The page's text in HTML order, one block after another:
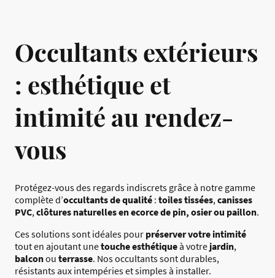
Occultants extérieurs
: esthétique et
intimité au rendez-
vous
Protégez-vous des regards indiscrets grâce à notre gamme
complète d’occultants de qualité : toiles tissées,canisses
PVC,clôtures naturelles en ecorce de pin, osier ou paillon.
Ces solutions sont idéales pour préserver votre intimité
tout en ajoutant unetouche esthétiqueà votre jardin,
balconou terrasse. Nos occultants sont durables,
résistants aux intempéries et simples à installer.